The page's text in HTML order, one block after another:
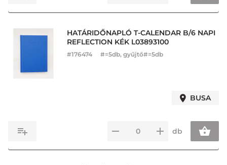
HATÁRIDŐNAPLÓ T-CALENDAR B/6 NAPI
REFLECTION KÉK L03893100
#176474 #=5db, gyűjtő#=5db
BUSA
db